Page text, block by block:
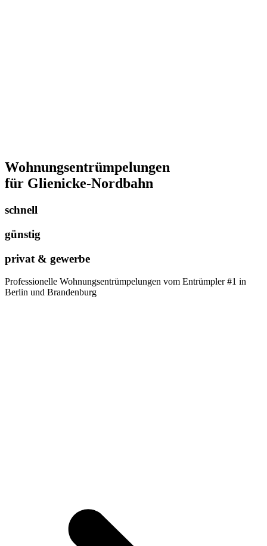
Wohnungsentrümpelungen
für Glienicke-Nordbahn
schnell
günstig
privat & gewerbe
Professionelle Wohnungsentrümpelungen vom Entrümpler #1 in
Berlin und Brandenburg